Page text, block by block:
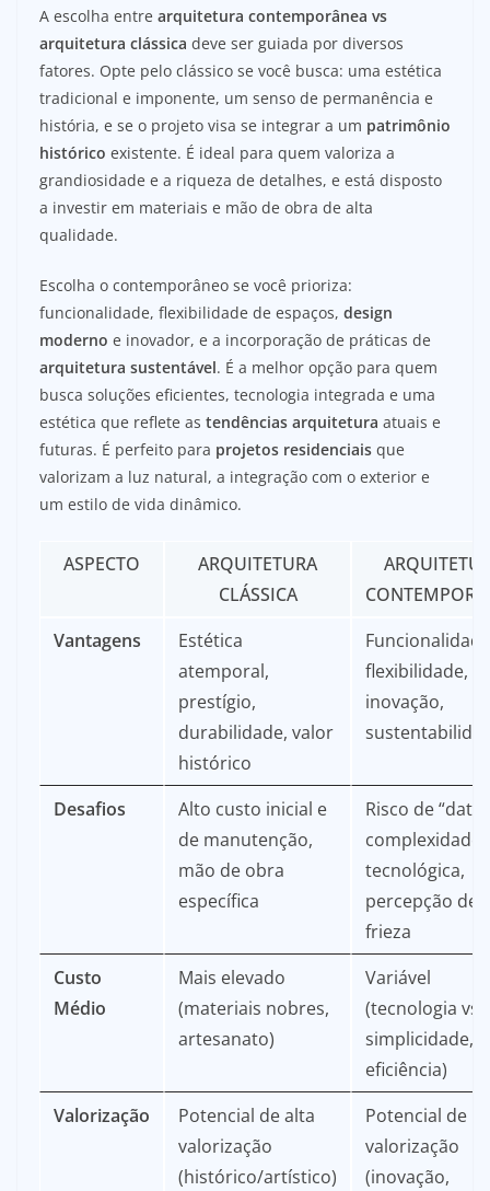
A escolha entre arquitetura contemporânea vs
arquitetura clássica deve ser guiada por diversos
fatores. Opte pelo clássico se você busca: uma estética
tradicional e imponente, um senso de permanência e
história, e se o projeto visa se integrar a um patrimônio
histórico existente. É ideal para quem valoriza a
grandiosidade e a riqueza de detalhes, e está disposto
a investir em materiais e mão de obra de alta
qualidade.
Escolha o contemporâneo se você prioriza:
funcionalidade, flexibilidade de espaços, design
moderno e inovador, e a incorporação de práticas de
arquitetura sustentável. É a melhor opção para quem
busca soluções eficientes, tecnologia integrada e uma
estética que reflete as tendências arquitetura atuais e
futuras. É perfeito para projetos residenciais que
valorizam a luz natural, a integração com o exterior e
um estilo de vida dinâmico.
ASPECTO
ARQUITETURA
CLÁSSICA
Vantagens
Estética
atemporal,
prestígio,
durabilidade, valor
histórico
flexibilidade,
inovação,
Desafios
Alto custo inicial e
de manutenção,
mão de obra
específica
Risco de
complexidade
tecnológica,
percepção de
frieza
Custo
Médio
Mais elevado
(materiais nobres,
artesanato)
Variável
(tecnologia vs.
simplicidade,
eficiência)
Valorização
Potencial de alta
valorização
(histórico/artístico)
Potencial de
valorização
(inovação,